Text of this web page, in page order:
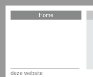
Home
deze website